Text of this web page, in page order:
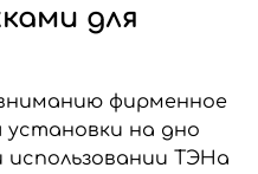
для
фирменное
установки на дно
ТЭНа